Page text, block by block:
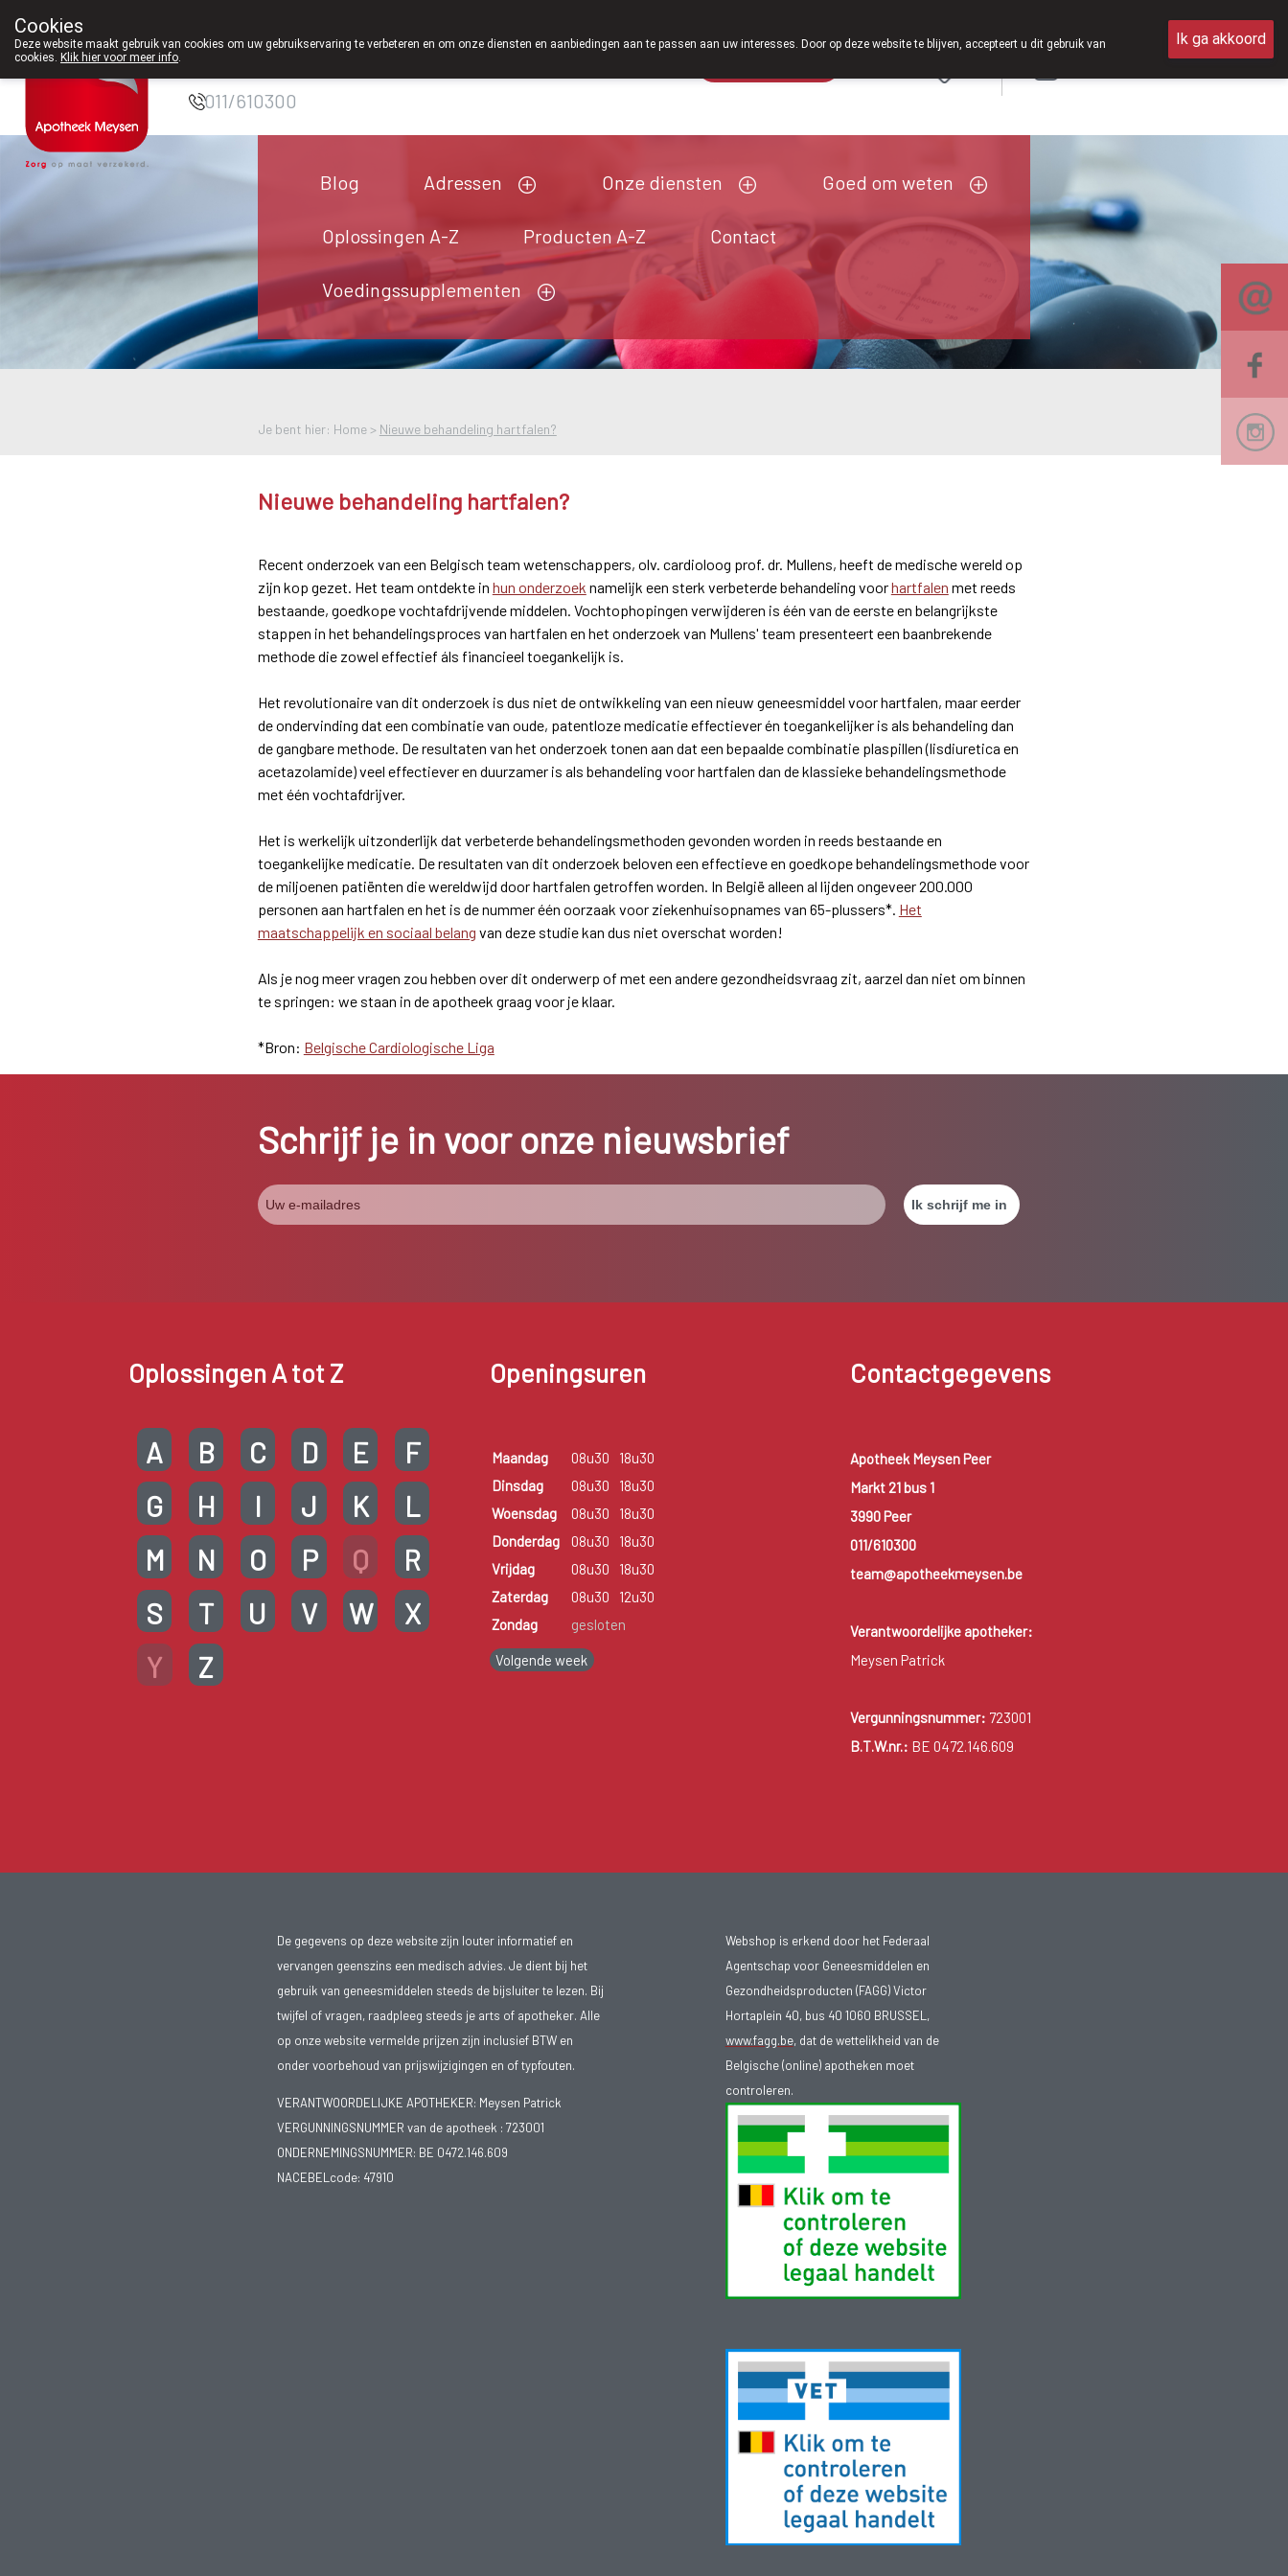
Apotheek Meysen
011/610300
Blog Adressen Onze diensten Goed om weten
Oplossingen A-Z Producten A-Z Contact
Voedingssupplementen
Je bent hier: Home > Nieuwe behandeling hartfalen?
Nieuwe behandeling hartfalen?
Recent onderzoek van een Belgisch team wetenschappers, olv. cardioloog prof. dr. Mullens, heeft de medische wereld op
zijn kop gezet. Het team ontdekte in hun onderzoek namelijk een sterk verbeterde behandeling voorhartfalen met reeds
bestaande, goedkope vochtafdrijvende middelen. Vochtophopingen verwijderen is één van de eerste en belangrijkste
stappen in het behandelingsproces van hartfalen en het onderzoek van Mullens' team presenteert een baanbrekende
methode die zowel effectief áls financieel toegankelijk is.
Het revolutionaire van dit onderzoek is dus niet de ontwikkeling van een nieuw geneesmiddel voor hartfalen, maar eerder
de ondervinding dat een combinatie van oude, patentloze medicatie effectiever én toegankelijker is als behandeling dan
de gangbare methode. De resultaten van het onderzoek tonen aan dat een bepaalde combinatie plaspillen (lisdiuretica en
acetazolamide) veel effectiever en duurzamer is als behandeling voor hartfalen dan de klassieke behandelingsmethode
met één vochtafdrijver.
Het is werkelijk uitzonderlijk dat verbeterde behandelingsmethoden gevonden worden in reeds bestaande en
toegankelijke medicatie. De resultaten van dit onderzoek beloven een effectieve en goedkope behandelingsmethode voor
de miljoenen patiënten die wereldwijd door hartfalen getroffen worden. In België alleen al lijden ongeveer 200.000
personen aan hartfalen en het is de nummer één oorzaak voor ziekenhuisopnames van 65-plussers*. Het
maatschappelijk en sociaal belang van deze studie kan dus niet overschat worden!
Als je nog meer vragen zou hebben over dit onderwerp of met een andere gezondheidsvraag zit, aarzel dan niet om binnen
te springen: we staan in de apotheek graag voor je klaar.
*Bron: Belgische Cardiologische Liga
Schrijf je in voor onze nieuwsbrief
Oplossingen A tot Z
A B C D E
F
G
H I J K
L
M
N O P Q
R
S
T U V W
X
Y
Z
Openingsuren
Maandag 08u30
18u30
Dinsdag
08u30
18u30
Woensdag
08u30
18u30
Donderdag
08u30
18u30
Vrijdag
08u30
18u30
Zaterdag
08u30
12u30
Zondag
gesloten
Volgende week
Contactgegevens
Apotheek Meysen Peer
Markt 21 bus 1
3990 Peer
011/610300
team@apotheekmeysen.be
Verantwoordelijke apotheker:
Meysen Patrick
Vergunningsnummer: 723001
B.T.W.nr.: BE 0472.146.609
De gegevens op deze website zijn louter informatief en
vervangen geenszins een medisch advies. Je dient bij het
gebruik van geneesmiddelen steeds de bijsluiter te lezen. Bij
twijfel of vragen, raadpleeg steeds je arts of apotheker. Alle
op onze website vermelde prijzen zijn inclusief BTW en
onder voorbehoud van prijswijzigingen en of typfouten.
VERANTWOORDELIJKE APOTHEKER: Meysen Patrick
VERGUNNINGSNUMMER van de apotheek : 723001
ONDERNEMINGSNUMMER: BE 0472.146.609
NACEBELcode: 47910
Webshop is erkend door het Federaal
Agentschap voor Geneesmiddelen en
Gezondheidsproducten (FAGG) Victor
Hortaplein 40, bus 40 1060 BRUSSEL,
www.fagg.be, dat de wettelikheid van de
Belgische (online) apotheken moet
controleren.
Cookies
Deze website maakt gebruik van cookies om uw gebruikservaring te verbeteren en om onze diensten en aanbiedingen aan te passen aan uw interesses. Door op deze website te blijven, accepteert u dit gebruik van
cookies. Klik hier voor meer info.
Ik ga akkoord